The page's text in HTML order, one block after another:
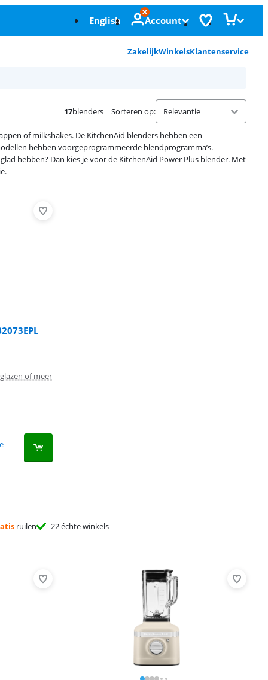
English Account
ZakelijkWinkelsKlantenservice
17blenders Sorteren op:
of milkshakes. De KitchenAid blenders hebben een
hebben voorgeprogrammeerde blendprogramma’s.
hebben? Dan kies je voor de KitchenAid Power Plus blender. Met
of meer
ruilen 22 échte winkels